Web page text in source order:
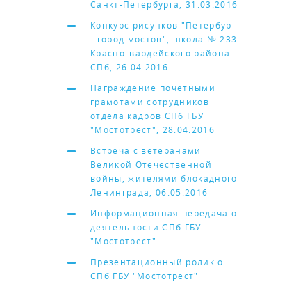
Санкт-Петербурга, 31.03.2016
Конкурс рисунков "Петербург
- город мостов", школа № 233
Красногвардейского района
СПб, 26.04.2016
Награждение почетными
грамотами сотрудников
отдела кадров СПб ГБУ
"Мостотрест", 28.04.2016
Встреча с ветеранами
Великой Отечественной
войны, жителями блокадного
Ленинграда, 06.05.2016
Информационная передача о
деятельности СПб ГБУ
"Мостотрест"
Презентационный ролик о
СПб ГБУ "Мостотрест"